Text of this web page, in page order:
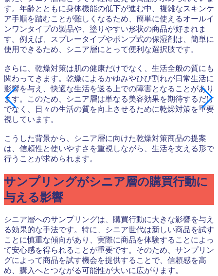
す。年齢とともに身体機能の低下が進む中、複雑なスキンケ
ア手順を踏むことが難しくなるため、簡単に使えるオールイ
ンワンタイプの製品や、塗りやすい形状の商品が好まれま
す。例えば、スプレータイプやポンプ式の保湿剤は、簡単に
使用できるため、シニア層にとって便利な選択肢です。
さらに、乾燥対策は肌の健康だけでなく、生活全般の質にも
関わってきます。乾燥によるかゆみやひび割れが日常生活に
影響を与え、快適な生活を送る上での障害となることがあり
ます。このため、シニア層は単なる美容効果を期待するだけ
でなく、日々の生活の質を向上させるために乾燥対策を重要
視しています。
こうした背景から、シニア層に向けた乾燥対策商品の提案
は、信頼性と使いやすさを重視しながら、生活を支える形で
行うことが求められます。
サンプリングがシニア層の購買行動に
与える影響
シニア層へのサンプリングは、購買行動に大きな影響を与え
る効果的な手法です。特に、シニア世代は新しい商品を試す
ことに慎重な傾向があり、実際に商品を体験することによっ
て安心感を得られることが重要です。そのため、サンプリン
グによって商品を試す機会を提供することで、信頼感を高
め、購入へとつながる可能性が大いに広がります。